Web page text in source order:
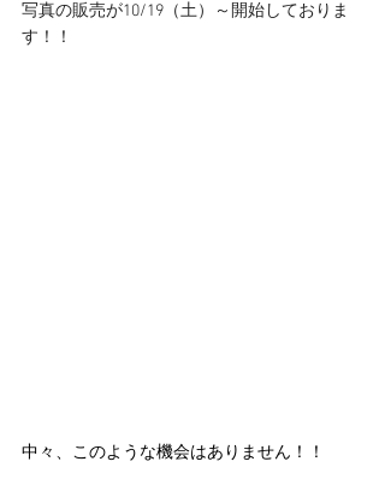
写真の販売が10/19（土）～開始しておりま
す！！
中々、このような機会はありません！！